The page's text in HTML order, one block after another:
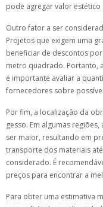
pode agregar valor estético
Outro fator a ser
Projetos que exigem uma
beneficiar de descontos
metro quadrado. Portanto,
é importante avaliar a
fornecedores sobre
Por fim, a localização da
gesso. Em algumas
ser maior, resultando em
transporte dos materiais
considerado. É
preços para encontrar a
Para obter uma estimativa